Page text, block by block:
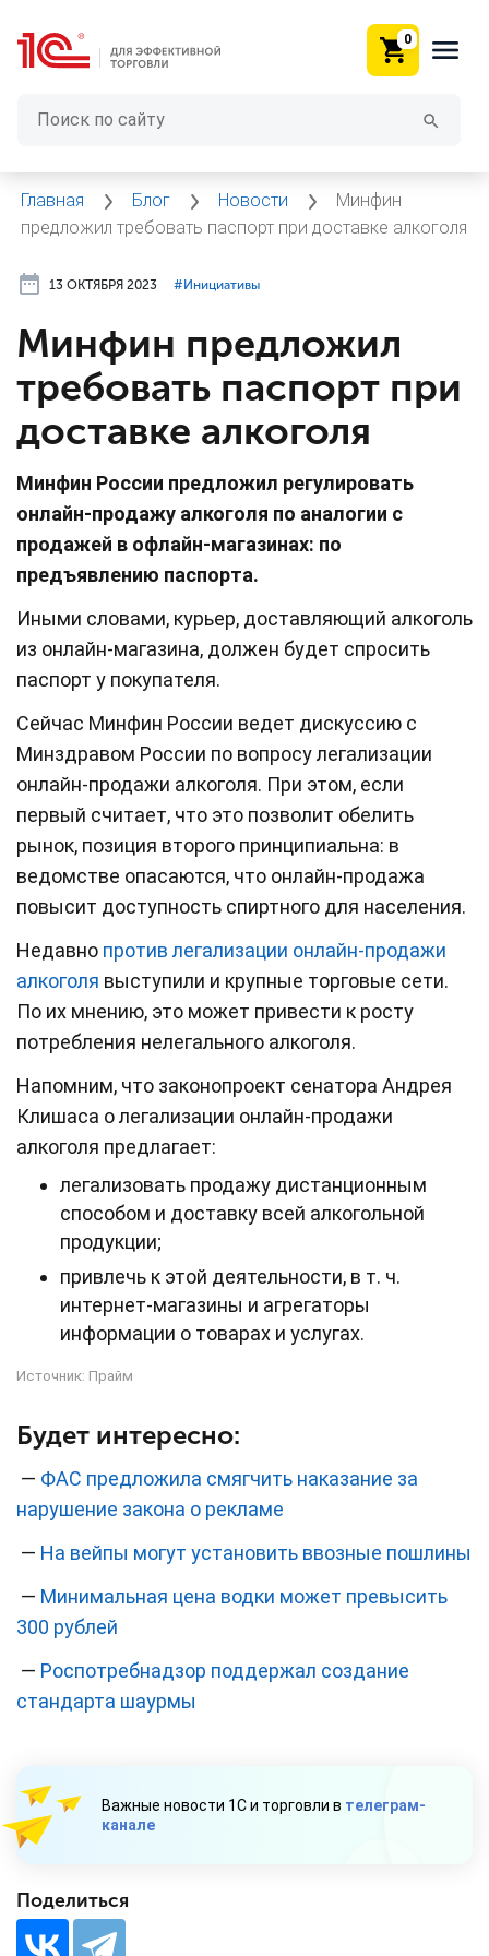
0
Главная Блог Новости
Минфин
предложил требовать паспорт при доставке алкоголя
13 ОКТЯБРЯ 2023 #⁣Инициативы
Минфин предложил
требовать паспорт при
доставке алкоголя
Минфин России предложил регулировать
онлайн-продажу алкоголя по аналогии с
продажей в офлайн-магазинах: по
предъявлению паспорта.
Иными словами, курьер, доставляющий алкоголь
из онлайн-магазина, должен будет спросить
паспорт у покупателя.
Сейчас Минфин России ведет дискуссию с
Минздравом России по вопросу легализации
онлайн-продажи алкоголя. При этом, если
первый считает, что это позволит обелить
рынок, позиция второго принципиальна: в
ведомстве опасаются, что онлайн-продажа
повысит доступность спиртного для населения.
Недавно против легализации онлайн-продажи
алкоголя выступили и крупные торговые сети.
По их мнению, это может привести к росту
потребления нелегального алкоголя.
Напомним, что законопроект сенатора Андрея
Клишаса о легализации онлайн-продажи
алкоголя предлагает:
легализовать продажу дистанционным
способом и доставку всей алкогольной
продукции;
привлечь к этой деятельности, в т. ч.
интернет-магазины и агрегаторы
информации о товарах и услугах.
Источник: Прайм
Будет интересно:
— ФАС предложила смягчить наказание за
нарушение закона о рекламе
— На вейпы могут установить ввозные пошлины
— Минимальная цена водки может превысить
300 рублей
— Роспотребнадзор поддержал создание
стандарта шаурмы
Важные новости 1С и торговли в телеграм-
канале
Поделиться